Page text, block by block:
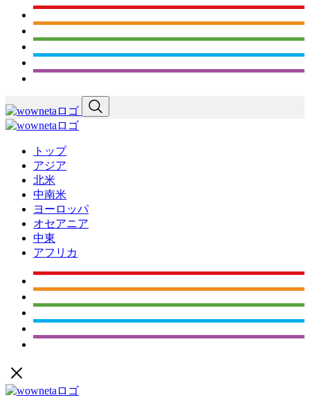
トップ
アジア
北米
中南米
ヨーロッパ
オセアニア
中東
アフリカ